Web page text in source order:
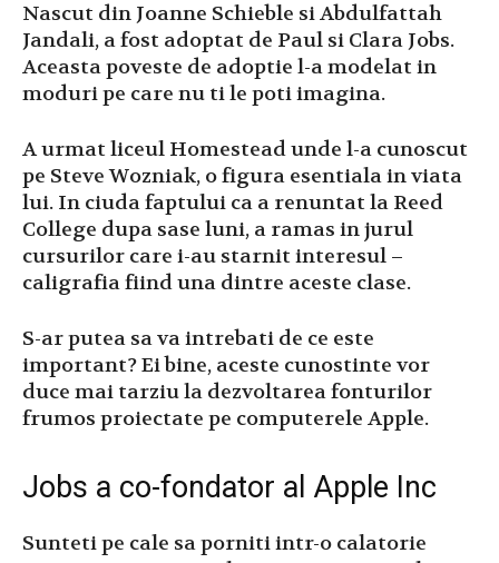
Nascut din Joanne Schieble si Abdulfattah
Jandali, a fost adoptat de Paul si Clara Jobs.
Aceasta poveste de adoptie l-a modelat in
moduri pe care nu ti le poti imagina.
A urmat liceul Homestead unde l-a cunoscut
pe Steve Wozniak, o figura esentiala in viata
lui. In ciuda faptului ca a renuntat la Reed
College dupa sase luni, a ramas in jurul
cursurilor care i-au starnit interesul –
caligrafia fiind una dintre aceste clase.
S-ar putea sa va intrebati de ce este
important? Ei bine, aceste cunostinte vor
duce mai tarziu la dezvoltarea fonturilor
frumos proiectate pe computerele Apple.
Jobs a co-fondator al Apple Inc
Sunteti pe cale sa porniti intr-o calatorie